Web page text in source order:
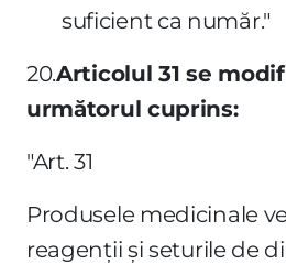
suficient ca număr."
20.Articolul 31 se
următorul cuprins:
"Art. 31
Produsele medicinale
reagenţii şi seturile de